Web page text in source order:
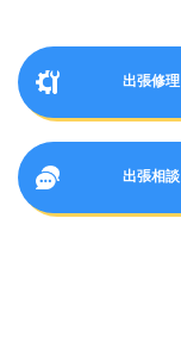
出張修理
出張相談